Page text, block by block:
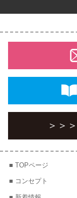
＞＞＞
TOPページ
コンセプト